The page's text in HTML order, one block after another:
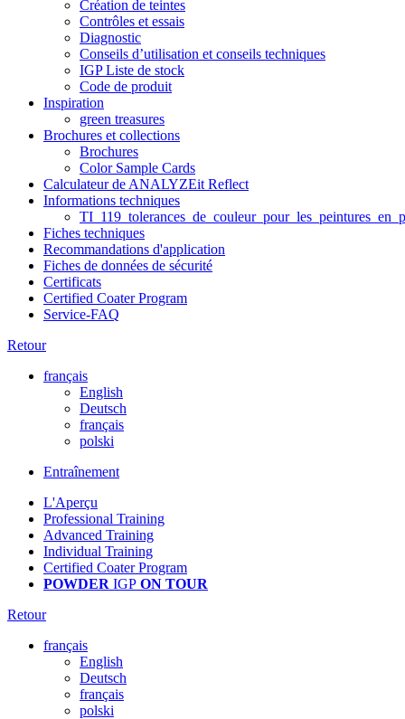
Création de teintes
Contrôles et essais
Diagnostic
Conseils d’utilisation et conseils techniques
IGP Liste de stock
Code de produit
Inspiration
green treasures
Brochures et collections
Brochures
Color Sample Cards
Calculateur de ANALYZEit Reflect
Informations techniques
Fiches techniques
Recommandations d'application
Fiches de données de sécurité
Certificats
Certified Coater Program
Service-FAQ
Retour
français
English
Deutsch
français
polski
Entraînement
L'Aperçu
Professional Training
Advanced Training
Individual Training
Certified Coater Program
POWDER IGP ON TOUR
Retour
français
English
Deutsch
français
polski